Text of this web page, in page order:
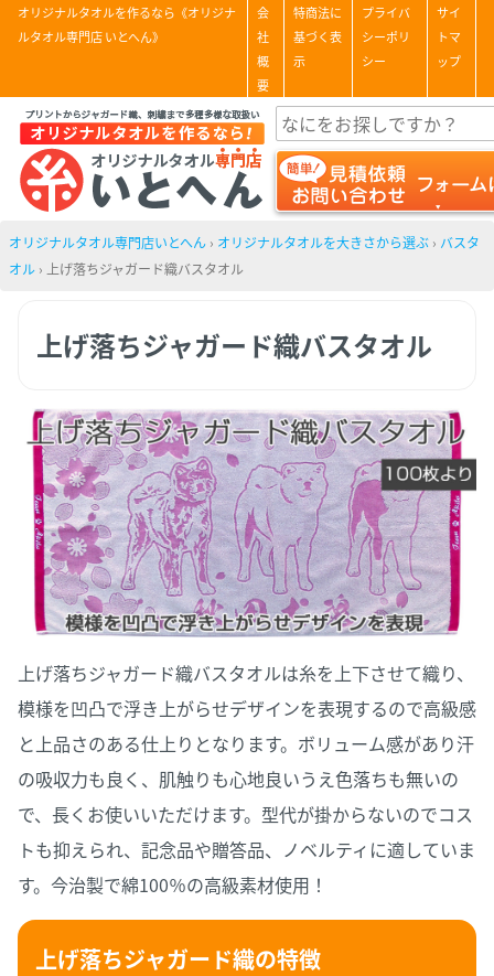
オリジナルタオルを作るなら《オリジナ
ルタオル専門店 いとへん》
会
社
概
要
特商法に
基づく表
示
プライバ
シーポリ
シー
サイ
トマ
ップ
オリジナルタオル専門店いとへん › オリジナルタオルを大きさから選ぶ › バスタ
オル › 上げ落ちジャガード織バスタオル
上げ落ちジャガード織バスタオル
上げ落ちジャガード織バスタオルは糸を上下させて織り、
模様を凹凸で浮き上がらせデザインを表現するので高級感
と上品さのある仕上りとなります。ボリューム感があり汗
の吸収力も良く、肌触りも心地良いうえ色落ちも無いの
で、長くお使いいただけます。型代が掛からないのでコス
トも抑えられ、記念品や贈答品、ノベルティに適していま
す。今治製で綿100％の高級素材使用！
上げ落ちジャガード織の特徴